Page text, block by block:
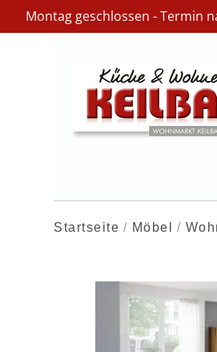
Montag geschlossen - Termin
Startseite Möbel